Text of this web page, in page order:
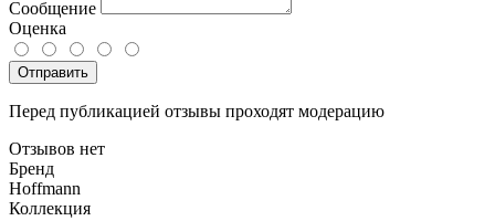
Сообщение
Оценка
Отправить
Перед публикацией отзывы проходят модерацию
Отзывов нет
Бренд
Hoffmann
Коллекция